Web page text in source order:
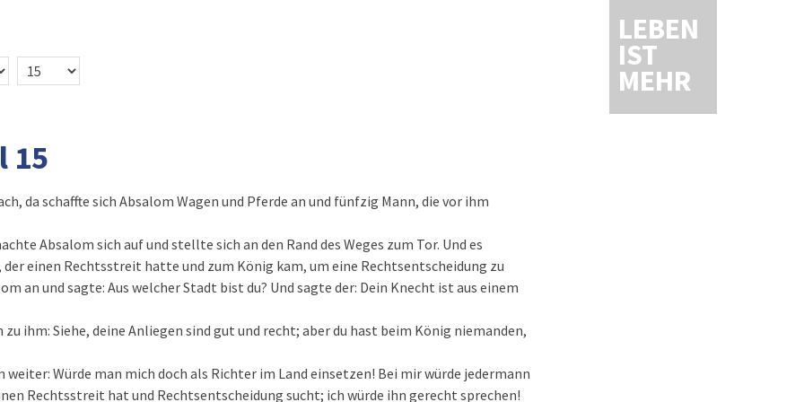
LEBEN
IST
MEHR
15
da schaffte sich Absalom Wagen und Pferde an und fünfzig Mann, die vor ihm
Absalom sich auf und stellte sich an den Rand des Weges zum Tor. Und es
der einen Rechtsstreit hatte und zum König kam, um eine Rechtsentscheidung zu
an und sagte: Aus welcher Stadt bist du? Und sagte der: Dein Knecht ist aus einem
ihm: Siehe, deine Anliegen sind gut und recht; aber du hast beim König niemanden,
weiter: Würde man mich doch als Richter im Land einsetzen! Bei mir würde jedermann
Rechtsstreit hat und Rechtsentscheidung sucht; ich würde ihn gerecht sprechen!